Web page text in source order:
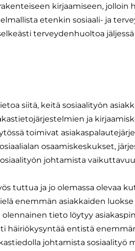
kirjaamiseen, jolloin
etenkin sosiaali- ja
terveydenhuoltoa
siitä, keitä sosiaalityön
ja
toimivat
osaamiskeskukset,
johtamista
tuttua ja jo olemassa olevaa
enemmän asiakkaiden
olennainen tieto löytyy
häiriökysyntää entistä
johtamista